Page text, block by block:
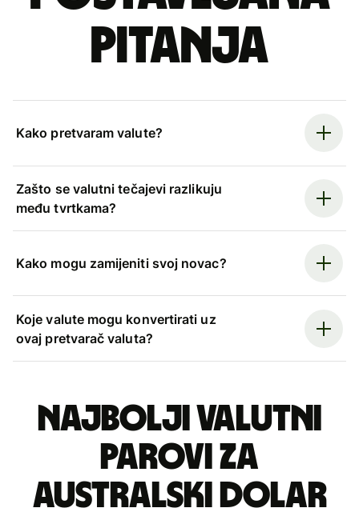
pitanja
Kako pretvaram valute?
Zašto se valutni tečajevi razlikuju
među tvrtkama?
Kako mogu zamijeniti svoj novac?
Koje valute mogu konvertirati uz
ovaj pretvarač valuta?
Najbolji valutni
parovi za
australski dolar